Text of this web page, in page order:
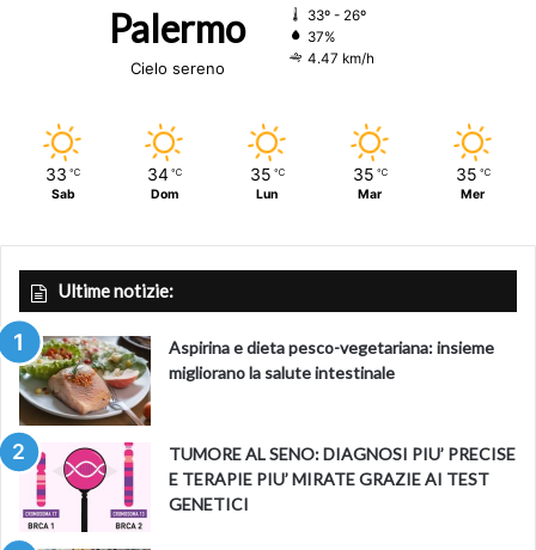
Palermo
Cielo sereno
33º - 26º
37%
4.47 km/h
33 ℃
Sab
34 ℃
Dom
35 ℃
Lun
35 ℃
Mar
35 ℃
Mer
Ultime notizie:
Aspirina e dieta pesco-vegetariana: insieme
migliorano la salute intestinale
TUMORE AL SENO: DIAGNOSI PIU’ PRECISE
E TERAPIE PIU’ MIRATE GRAZIE AI TEST
GENETICI